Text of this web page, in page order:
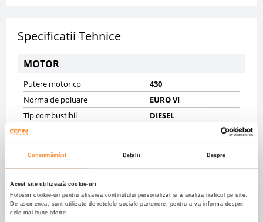
Consimțământ Detalii Despre
Acest site utilizează cookie-uri
Folosim cookie-uri pentru afisarea continutului personalizat si a analiza traficul pe site.
De asemenea, sunt utilizate de retelele sociale partenere, pentru a va informa despre
cele mai bune oferte.
Specificatii Tehnice
MOTOR
Putere motor cp
430
Norma de poluare
EURO VI
Tip combustibil
DIESEL
Cutie de viteze
Masa maxima autorizata kg
32000
Masa proprie kg
19000